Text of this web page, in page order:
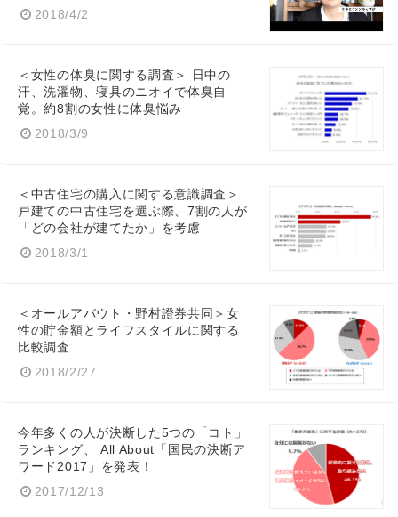
2018/4/2
＜女性の体臭に関する調査＞ 日中の
汗、洗濯物、寝具のニオイで体臭自
覚。約8割の女性に体臭悩み
2018/3/9
＜中古住宅の購入に関する意識調査＞
戸建ての中古住宅を選ぶ際、7割の人が
「どの会社が建てたか」を考慮
2018/3/1
＜オールアバウト・野村證券共同＞女
性の貯金額とライフスタイルに関する
比較調査
2018/2/27
今年多くの人が決断した5つの「コト」
ランキング、 All About「国民の決断ア
ワード2017」を発表！
2017/12/13